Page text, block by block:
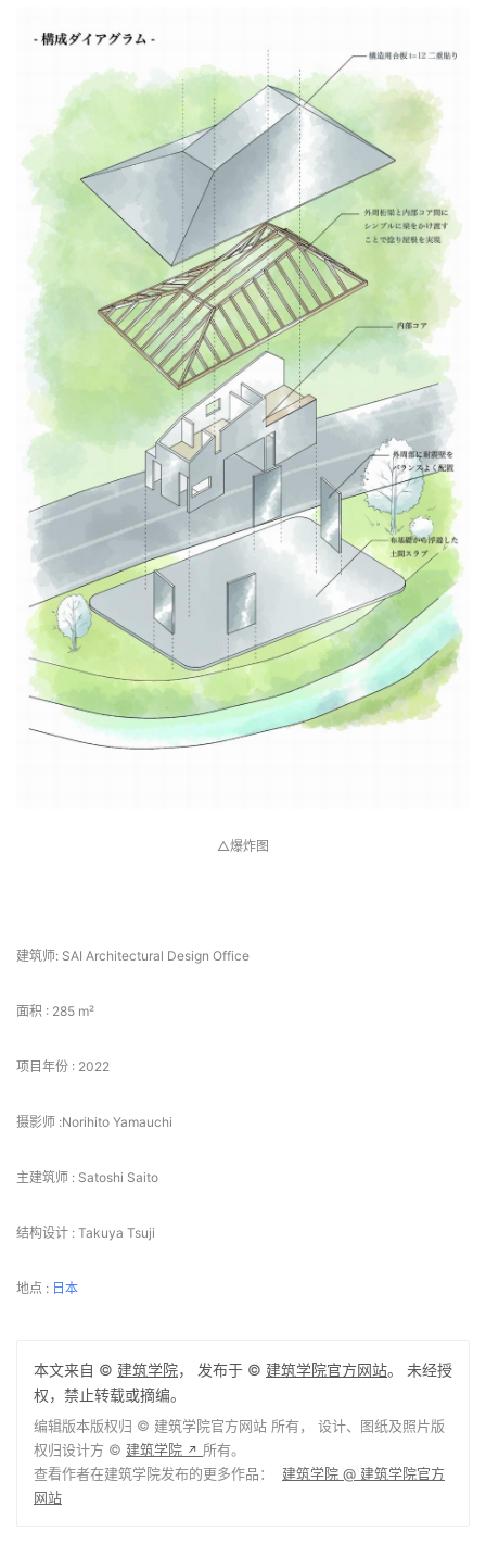
△爆炸图
建筑师: SAI Architectural Design Office
面积 : 285 m²
项目年份 : 2022
摄影师 :Norihito Yamauchi
主建筑师 : Satoshi Saito
结构设计 : Takuya Tsuji
地点 : 日本
本文来自 © 建筑学院， 发布于 © 建筑学院官方网站。 未经授
权，禁止转载或摘编。
编辑版本版权归 © 建筑学院官方网站 所有， 设计、图纸及照片版
权归设计方 © 建筑学院 ↗ 所有。
查看作者在建筑学院发布的更多作品： 建筑学院 @ 建筑学院官方
网站